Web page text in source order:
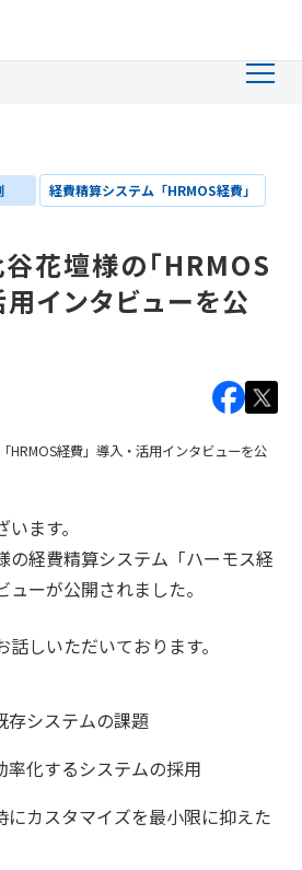
経費精算システム「HRMOS経費」
花壇様の「HRMOS
用インタビューを公
ます。
の経費精算システム「ハーモス経
ーが公開されました。
しいただいております。
存システムの課題
率化するシステムの採用
にカスタマイズを最小限に抑えた